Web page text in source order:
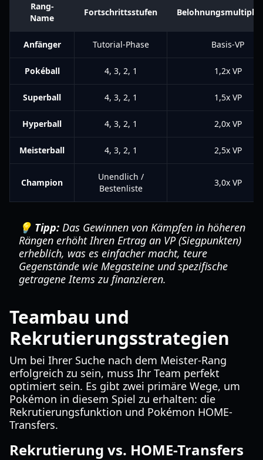
Rang-
Name
Fortschrittsstufen
Anfänger Tutorial-Phase Basis-VP
Pokéball 4, 3, 2, 1 1,2x VP
Superball 4, 3, 2, 1 1,5x VP
Hyperball 4, 3, 2, 1 2,0x VP
Meisterball 4, 3, 2, 1 2,5x VP
Champion
Unendlich /
Bestenliste
3,0x VP
💡 Tipp: Das Gewinnen von Kämpfen in höheren
Rängen erhöht Ihren Ertrag an VP (Siegpunkten)
erheblich, was es einfacher macht, teure
Gegenstände wie Megasteine und spezifische
getragene Items zu finanzieren.
Teambau und
Rekrutierungsstrategien
Um bei Ihrer Suche nach dem Meister-Rang
erfolgreich zu sein, muss Ihr Team perfekt
optimiert sein. Es gibt zwei primäre Wege, um
Pokémon in diesem Spiel zu erhalten: die
Rekrutierungsfunktion und Pokémon HOME-
Transfers.
Rekrutierung vs. HOME-Transfers